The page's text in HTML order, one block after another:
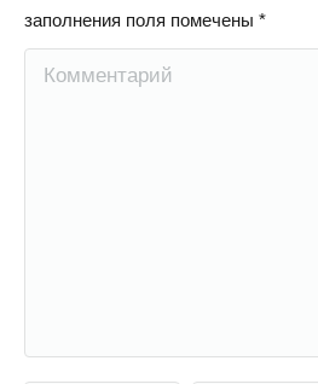
заполнения поля помечены *
Комментарий